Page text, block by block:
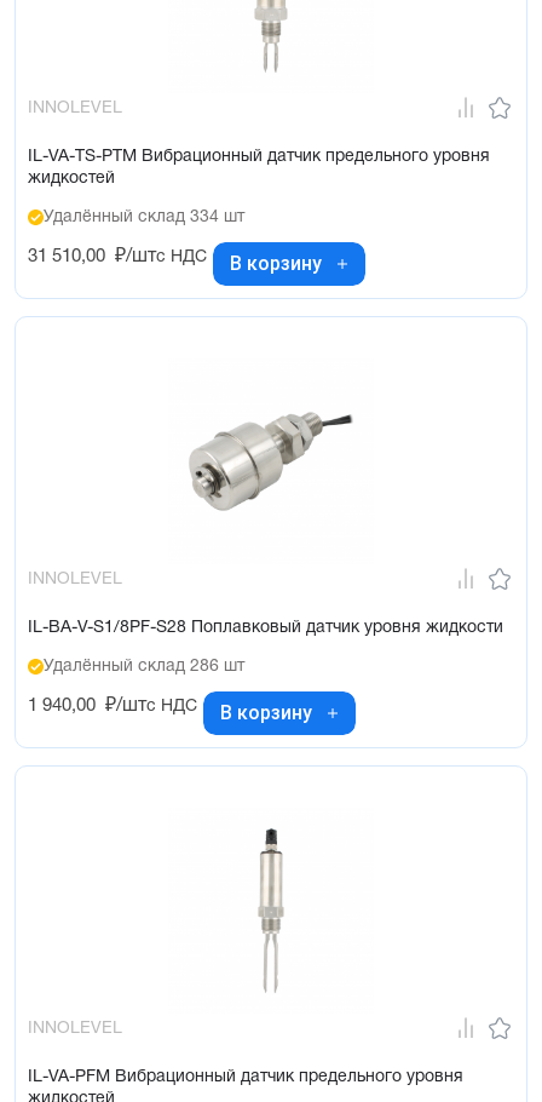
INNOLEVEL
IL-VA-TS-PTM Вибрационный датчик предельного уровня
жидкостей
Удалённый склад 334 шт
31 510,00 ₽/штс НДС В корзину
INNOLEVEL
IL-BA-V-S1/8PF-S28 Поплавковый датчик уровня жидкости
Удалённый склад 286 шт
1 940,00 ₽/штс НДС В корзину
INNOLEVEL
IL-VA-PFM Вибрационный датчик предельного уровня
жидкостей